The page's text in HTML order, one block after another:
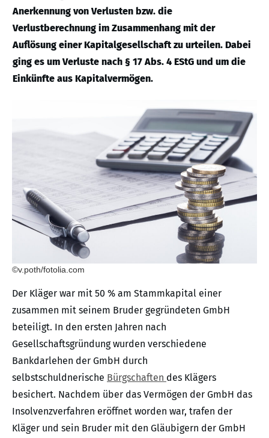
Anerkennung von Verlusten bzw. die
Verlustberechnung im Zusammenhang mit der
Auflösung einer Kapitalgesellschaft zu urteilen. Dabei
ging es um Verluste nach § 17 Abs. 4 EStG und um die
Einkünfte aus Kapitalvermögen.
©v.poth/fotolia.com
Der Kläger war mit 50 % am Stammkapital einer
zusammen mit seinem Bruder gegründeten GmbH
beteiligt. In den ersten Jahren nach
Gesellschaftsgründung wurden verschiedene
Bankdarlehen der GmbH durch
selbstschuldnerische Bürgschaften des Klägers
besichert. Nachdem über das Vermögen der GmbH das
Insolvenzverfahren eröffnet worden war, trafen der
Kläger und sein Bruder mit den Gläubigern der GmbH